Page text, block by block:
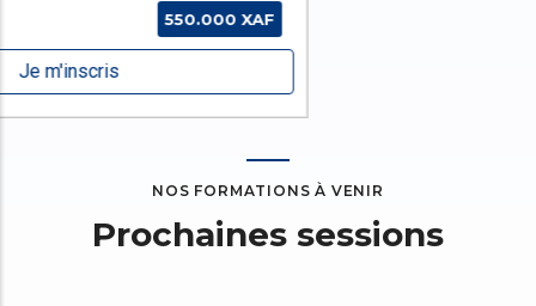
NOS FORMATIONS À VENIR
Prochaines sessions